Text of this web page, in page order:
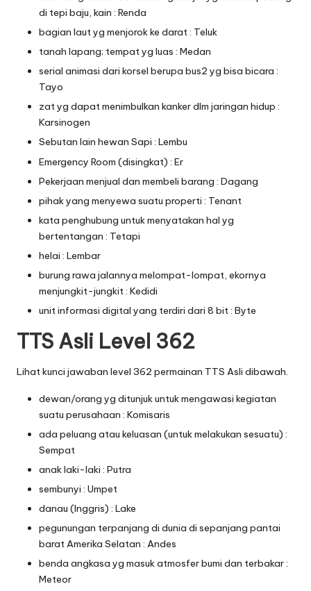
di tepi baju, kain : Renda
bagian laut yg menjorok ke darat : Teluk
tanah lapang; tempat yg luas : Medan
serial animasi dari korsel berupa bus2 yg bisa bicara :
Tayo
zat yg dapat menimbulkan kanker dlm jaringan hidup :
Karsinogen
Sebutan lain hewan Sapi : Lembu
Emergency Room (disingkat) : Er
Pekerjaan menjual dan membeli barang : Dagang
pihak yang menyewa suatu properti : Tenant
kata penghubung untuk menyatakan hal yg
bertentangan : Tetapi
helai : Lembar
burung rawa jalannya melompat-lompat, ekornya
menjungkit-jungkit : Kedidi
unit informasi digital yang terdiri dari 8 bit : Byte
TTS Asli Level 362
Lihat kunci jawaban level 362 permainan TTS Asli dibawah.
dewan/orang yg ditunjuk untuk mengawasi kegiatan
suatu perusahaan : Komisaris
ada peluang atau keluasan (untuk melakukan sesuatu) :
Sempat
anak laki-laki : Putra
sembunyi : Umpet
danau (Inggris) : Lake
pegunungan terpanjang di dunia di sepanjang pantai
barat Amerika Selatan : Andes
benda angkasa yg masuk atmosfer bumi dan terbakar :
Meteor